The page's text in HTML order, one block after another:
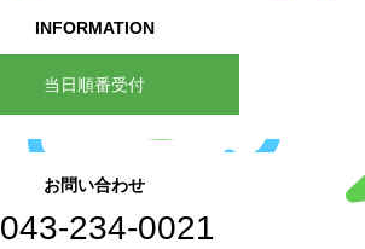
INFORMATION
当日順番受付
お問い合わせ
043-234-0021